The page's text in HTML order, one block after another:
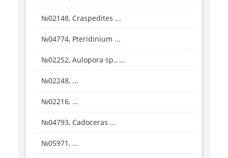
№02148, Craspedites ...
№04774, Pteridinium ...
№02252, Aulopora sp., ...
№02248, ...
№02216, ...
№04793, Cadoceras ...
№05971, ...